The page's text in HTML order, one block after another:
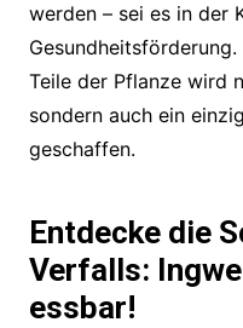
werden – sei es in der
Teile der Pflanze wird
sondern auch ein
geschaffen.
Entdecke die
Verfalls:
essbar!